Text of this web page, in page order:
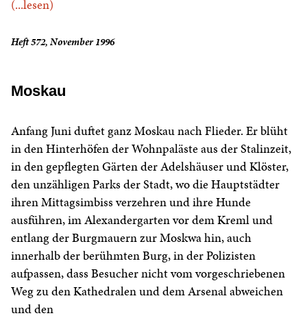
(...lesen)
Heft 572, November 1996
Moskau
Anfang Juni duftet ganz Moskau nach Flieder. Er blüht
in den Hinterhöfen der Wohnpaläste aus der Stalinzeit,
in den gepflegten Gärten der Adelshäuser und Klöster,
den unzähligen Parks der Stadt, wo die Hauptstädter
ihren Mittagsimbiss verzehren und ihre Hunde
ausführen, im Alexandergarten vor dem Kreml und
entlang der Burgmauern zur Moskwa hin, auch
innerhalb der berühmten Burg, in der Polizisten
aufpassen, dass Besucher nicht vom vorgeschriebenen
Weg zu den Kathedralen und dem Arsenal abweichen
und den